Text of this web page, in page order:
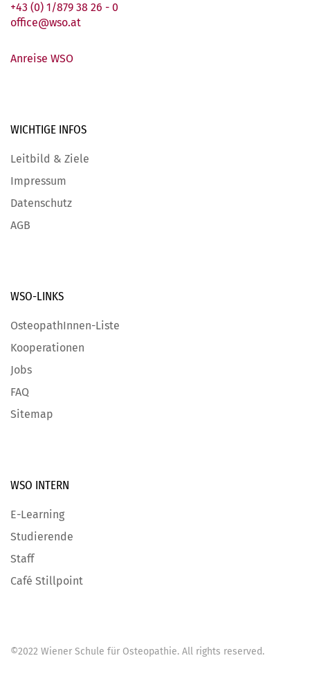
+43 (0) 1/879 38 26 - 0
office@wso.at
Anreise WSO
WICHTIGE INFOS
Leitbild & Ziele
Impressum
Datenschutz
AGB
WSO-LINKS
OsteopathInnen-Liste
Kooperationen
Jobs
FAQ
Sitemap
WSO INTERN
E-Learning
Studierende
Staff
Café Stillpoint
©2022 Wiener Schule für Osteopathie. All rights reserved.